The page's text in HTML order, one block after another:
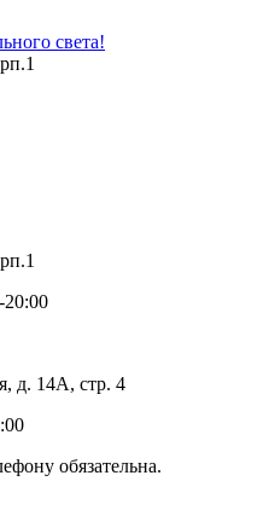
света!
д. 14А, стр. 4
обязательна.